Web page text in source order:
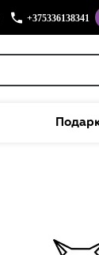
+375336138341